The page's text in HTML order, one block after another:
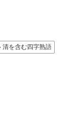
清を含む四字熟語